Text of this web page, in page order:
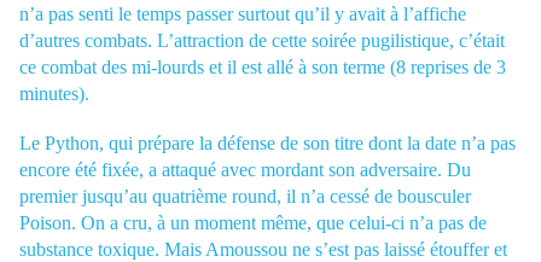
n’a pas senti le temps passer surtout qu’il y avait à l’affiche
d’autres combats. L’attraction de cette soirée pugilistique, c’était
ce combat des mi-lourds et il est allé à son terme (8 reprises de 3
minutes).
Le Python, qui prépare la défense de son titre dont la date n’a pas
encore été fixée, a attaqué avec mordant son adversaire. Du
premier jusqu’au quatrième round, il n’a cessé de bousculer
Poison. On a cru, à un moment même, que celui-ci n’a pas de
substance toxique. Mais Amoussou ne s’est pas laissé étouffer et